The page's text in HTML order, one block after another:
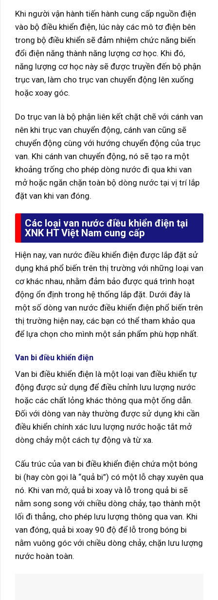
Khi người vận hành tiến hành cung cấp nguồn điện
vào bộ điều khiển điện, lúc này các mô tơ điện bên
trong bộ điều khiển sẽ đảm nhiệm chức năng biến
đổi điện năng thành năng lượng cơ học. Khi đó,
năng lượng cơ học này sẽ được truyền đến bộ phận
trục van, làm cho trục van chuyển động lên xuống
hoặc xoay góc.
Do trục van là bộ phận liên kết chặt chẽ với cánh van
nên khi trục van chuyển động, cánh van cũng sẽ
chuyển động cùng với hướng chuyển động của trục
van. Khi cánh van chuyển động, nó sẽ tạo ra một
khoảng trống cho phép dòng nước đi qua khi van
mở hoặc ngăn chặn toàn bộ dòng nước tại vị trí lắp
đặt van khi van đóng.
Các loại van nước điều khiển điện tại
XNK HT Việt Nam cung cấp
Hiện nay, van nước điều khiển điện được lắp đặt sử
dụng khá phổ biến trên thị trường với những loại van
cơ khác nhau, nhằm đảm bảo được quá trình hoạt
động ổn định trong hệ thống lắp đặt. Dưới đây là
một số dòng van nước điều khiển điện phổ biến trên
thị trường hiện nay, các bạn có thể tham khảo qua
để lựa chọn cho mình một sản phẩm phù hợp nhất.
Van bi điều khiển điện
Van bi điều khiển điện là một loại van điều khiển tự
động được sử dụng để điều chỉnh lưu lượng nước
hoặc các chất lỏng khác thông qua một ống dẫn.
Đối với dòng van này thường được sử dụng khi cần
điều khiển chính xác lưu lượng nước hoặc tắt mở
dòng chảy một cách tự động và từ xa.
Cấu trúc của van bi điều khiển điện chứa một bóng
bi (hay còn gọi là “quả bi”) có một lỗ chạy xuyên qua
nó. Khi van mở, quả bi xoay và lỗ trong quả bi sẽ
nằm song song với chiều dòng chảy, tạo thành một
lối đi thẳng, cho phép lưu lượng thông qua van. Khi
van đóng, quả bi xoay 90 độ để lỗ trong bóng bi
nằm vuông góc với chiều dòng chảy, chặn lưu lượng
nước hoàn toàn.